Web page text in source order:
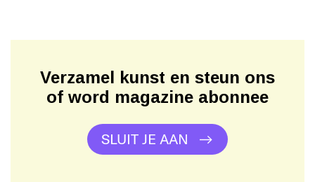
Verzamel kunst en steun ons
of word magazine abonnee
SLUIT JE AAN